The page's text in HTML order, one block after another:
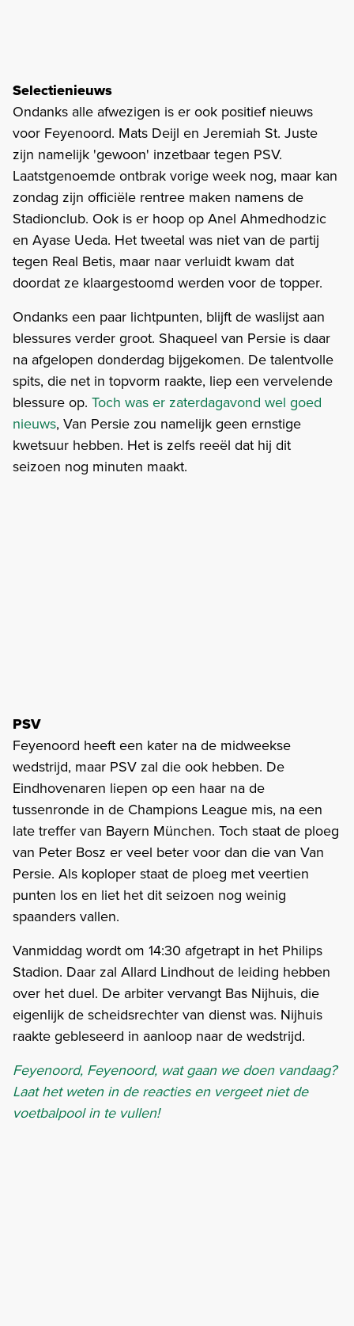
Selectienieuws
Ondanks alle afwezigen is er ook positief nieuws
voor Feyenoord. Mats Deijl en Jeremiah St. Juste
zijn namelijk 'gewoon' inzetbaar tegen PSV.
Laatstgenoemde ontbrak vorige week nog, maar kan
zondag zijn officiële rentree maken namens de
Stadionclub. Ook is er hoop op Anel Ahmedhodzic
en Ayase Ueda. Het tweetal was niet van de partij
tegen Real Betis, maar naar verluidt kwam dat
doordat ze klaargestoomd werden voor de topper.
Ondanks een paar lichtpunten, blijft de waslijst aan
blessures verder groot. Shaqueel van Persie is daar
na afgelopen donderdag bijgekomen. De talentvolle
spits, die net in topvorm raakte, liep een vervelende
blessure op. Toch was er zaterdagavond wel goed
nieuws, Van Persie zou namelijk geen ernstige
kwetsuur hebben. Het is zelfs reeël dat hij dit
seizoen nog minuten maakt.
PSV
Feyenoord heeft een kater na de midweekse
wedstrijd, maar PSV zal die ook hebben. De
Eindhovenaren liepen op een haar na de
tussenronde in de Champions League mis, na een
late treffer van Bayern München. Toch staat de ploeg
van Peter Bosz er veel beter voor dan die van Van
Persie. Als koploper staat de ploeg met veertien
punten los en liet het dit seizoen nog weinig
spaanders vallen.
Vanmiddag wordt om 14:30 afgetrapt in het Philips
Stadion. Daar zal Allard Lindhout de leiding hebben
over het duel. De arbiter vervangt Bas Nijhuis, die
eigenlijk de scheidsrechter van dienst was. Nijhuis
raakte gebleseerd in aanloop naar de wedstrijd.
Feyenoord, Feyenoord, wat gaan we doen vandaag?
Laat het weten in de reacties en vergeet niet de
voetbalpool in te vullen!